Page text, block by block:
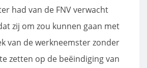
had van de FNV verwacht
zij om zou kunnen gaan met
van de werkneemster zonder
zetten op de beëindiging van